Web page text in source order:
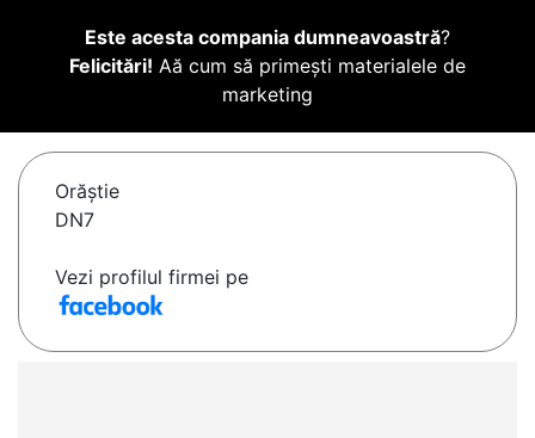
Este acesta compania dumneavoastră?
Felicitări! Aă cum să primești materialele de
marketing
Orăştie
DN7
Vezi profilul firmei pe